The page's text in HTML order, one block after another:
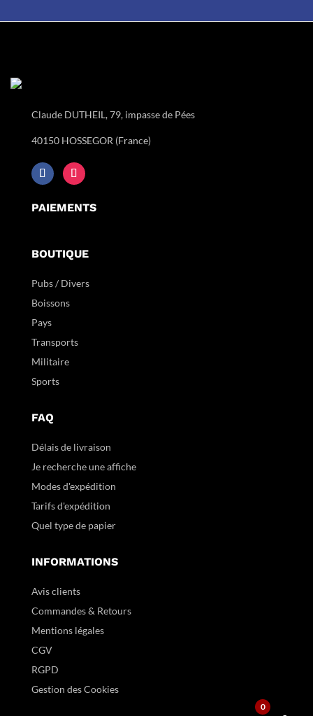
Claude DUTHEIL, 79, impasse de Pées
40150 HOSSEGOR (France)
PAIEMENTS
BOUTIQUE
Pubs / Divers
Boissons
Pays
Transports
Militaire
Sports
FAQ
Délais de livraison
Je recherche une affiche
Modes d'expédition
Tarifs d'expédition
Quel type de papier
INFORMATIONS
Avis clients
Commandes & Retours
Mentions légales
CGV
RGPD
Gestion des Cookies
0